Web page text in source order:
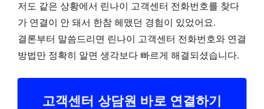
저도 같은 상황에서 린나이 고객센터 전화번호를 찾다
가 연결이 안 돼서 한참 헤맸던 경험이 있었어요.
결론부터 말씀드리면 린나이 고객센터 전화번호와 연결
방법만 정확히 알면 생각보다 빠르게 해결되셨습니다.
고객센터 상담원 바로 연결하기